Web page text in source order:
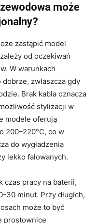
może
zastąpić model
od oczekiwań
W warunkach
zwłaszcza gdy
Brak kabla oznacza
stylizacji w
modele oferują
200–220°C, co w
do wygładzenia
lekko falowanych.
czas pracy na baterii,
30 minut. Przy długich,
może to być
prostownice